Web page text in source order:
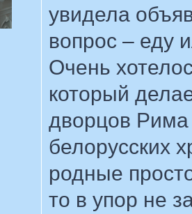
увидела
вопрос – еду
Очень
который
дворцов
белорусских
родные
то в упор не